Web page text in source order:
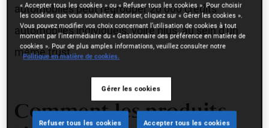
automobiles peut regrouper 20 000 crédits
automobiles individuels, voire plus, au sein d'un
même trust.
Comment les produits
« Accepter tous les cookies » ou « Refuser tous les cookies ». Pour choisir
les cookies que vous souhaitez autoriser, cliquez sur « Gérer les cookies ».
Vous pouvez modifier vos choix concernant l’utilisation de cookies à tout
moment par l’intermédiaire du « Gestionnaire des préférence en matière de
cookies ». Pour de plus amples informations, veuillez consulter notre
Politique en matière de cookies.
Gérer les cookies
Refuser tous les cookies Accepter tous les cookies